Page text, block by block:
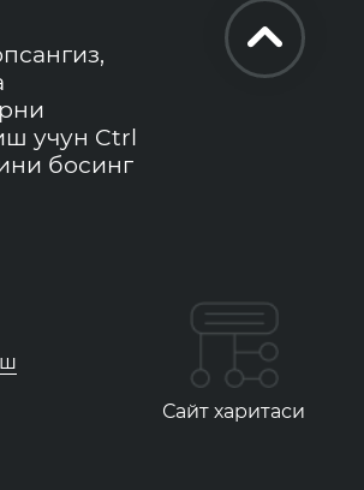
учун Ctrl
босинг
Сайт харитаси